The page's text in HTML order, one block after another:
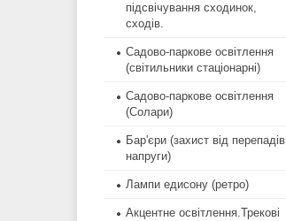
підсвічування сходинок,
сходів.
Садово-паркове освітлення
(світильники стаціонарні)
Садово-паркове освітлення
(Солари)
Бар'єри (захист від перепадів
напруги)
Лампи едисону (ретро)
Акцентне освітлення.Трекові